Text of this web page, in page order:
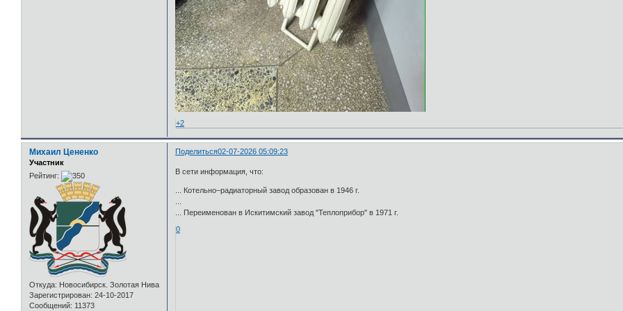
+2
Поделиться02-07-2026 05:09:23
Михаил Цененко
Участник
Рейтинг:
Откуда: Новосибирск. Золотая Нива
Зарегистрирован: 24-10-2017
Сообщений: 11373
В сети информация, что:
... Котельно–радиаторный завод образован в 1946 г.
... Переименован в Искитимский завод "Теплоприбор" в 1971 г.
0